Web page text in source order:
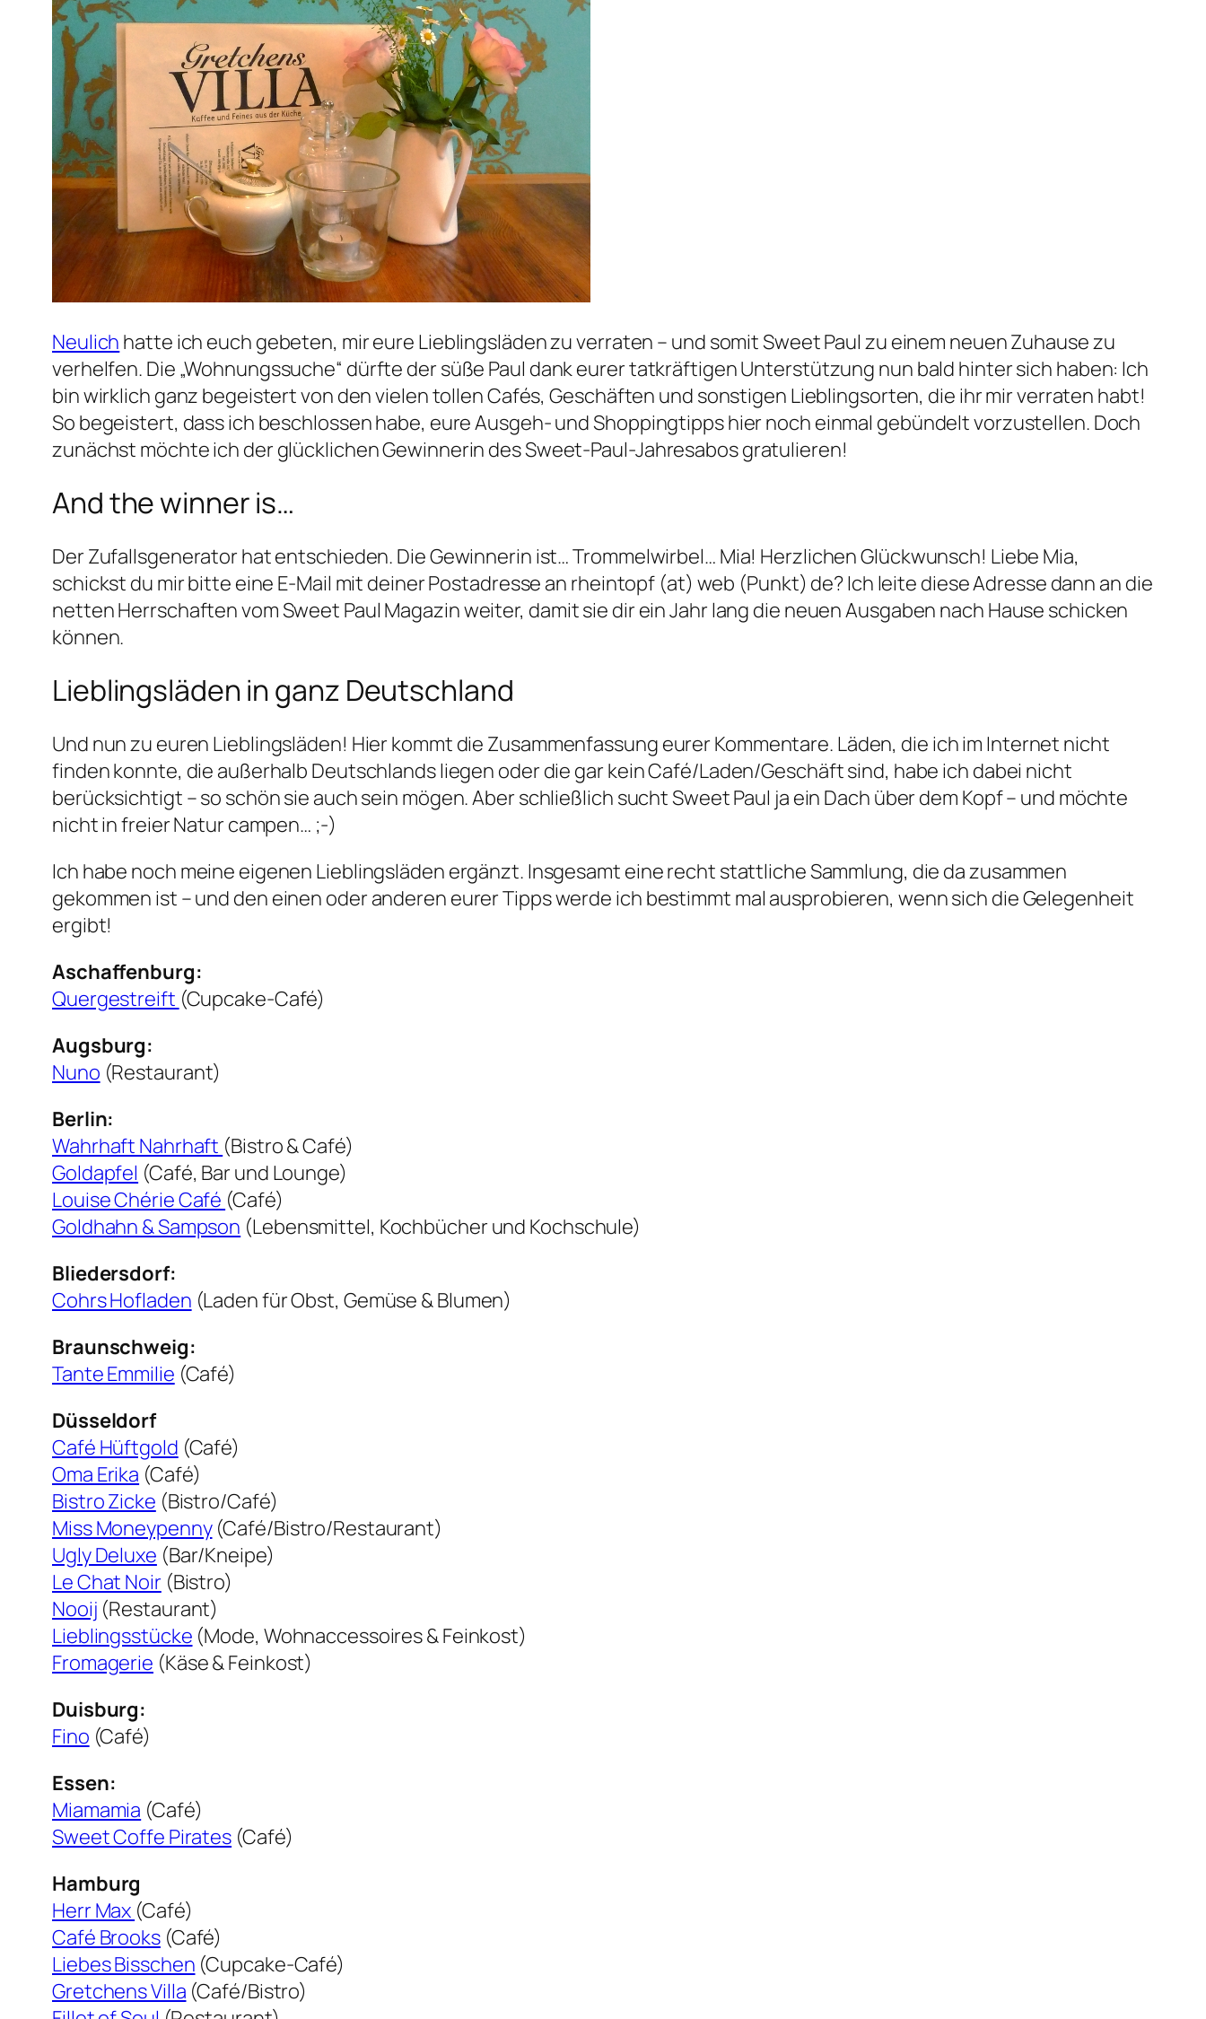
Neulich hatte ich euch gebeten, mir eure Lieblingsläden zu verraten – und somit Sweet Paul zu einem neuen Zuhause zu
verhelfen. Die „Wohnungssuche“ dürfte der süße Paul dank eurer tatkräftigen Unterstützung nun bald hinter sich haben: Ich
bin wirklich ganz begeistert von den vielen tollen Cafés, Geschäften und sonstigen Lieblingsorten, die ihr mir verraten habt!
So begeistert, dass ich beschlossen habe, eure Ausgeh- und Shoppingtipps hier noch einmal gebündelt vorzustellen. Doch
zunächst möchte ich der glücklichen Gewinnerin des Sweet-Paul-Jahresabos gratulieren!
And the winner is…
Der Zufallsgenerator hat entschieden. Die Gewinnerin ist… Trommelwirbel… Mia! Herzlichen Glückwunsch! Liebe Mia,
schickst du mir bitte eine E-Mail mit deiner Postadresse an rheintopf (at) web (Punkt) de? Ich leite diese Adresse dann an die
netten Herrschaften vom Sweet Paul Magazin weiter, damit sie dir ein Jahr lang die neuen Ausgaben nach Hause schicken
können.
Lieblingsläden in ganz Deutschland
Und nun zu euren Lieblingsläden! Hier kommt die Zusammenfassung eurer Kommentare. Läden, die ich im Internet nicht
finden konnte, die außerhalb Deutschlands liegen oder die gar kein Café/Laden/Geschäft sind, habe ich dabei nicht
berücksichtigt – so schön sie auch sein mögen. Aber schließlich sucht Sweet Paul ja ein Dach über dem Kopf – und möchte
nicht in freier Natur campen… ;-)
Ich habe noch meine eigenen Lieblingsläden ergänzt. Insgesamt eine recht stattliche Sammlung, die da zusammen
gekommen ist – und den einen oder anderen eurer Tipps werde ich bestimmt mal ausprobieren, wenn sich die Gelegenheit
ergibt!
Aschaffenburg:
Quergestreift (Cupcake-Café)
Augsburg:
Nuno (Restaurant)
Berlin:
Wahrhaft Nahrhaft (Bistro & Café)
Goldapfel (Café, Bar und Lounge)
Louise Chérie Café (Café)
Goldhahn & Sampson (Lebensmittel, Kochbücher und Kochschule)
Bliedersdorf:
Cohrs Hofladen (Laden für Obst, Gemüse & Blumen)
Braunschweig:
Tante Emmilie (Café)
Düsseldorf
Café Hüftgold (Café)
Oma Erika (Café)
Bistro Zicke (Bistro/Café)
Miss Moneypenny(Café/Bistro/Restaurant)
Ugly Deluxe (Bar/Kneipe)
Le Chat Noir(Bistro)
Nooij (Restaurant)
Lieblingsstücke (Mode, Wohnaccessoires & Feinkost)
Fromagerie (Käse & Feinkost)
Duisburg:
Fino (Café)
Essen:
Miamamia (Café)
Sweet Coffe Pirates (Café)
Hamburg
Herr Max (Café)
Café Brooks(Café)
Liebes Bisschen (Cupcake-Café)
Gretchens Villa (Café/Bistro)